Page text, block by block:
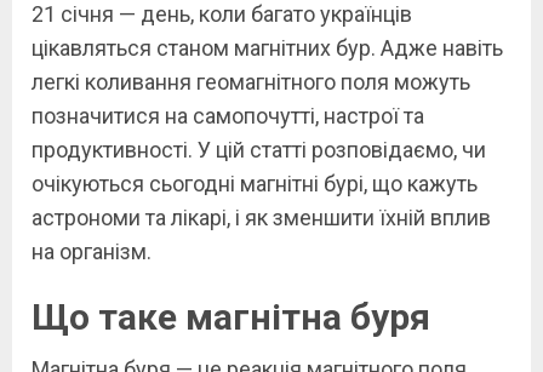
21 січня — день, коли багато українців
цікавляться станом магнітних бур. Адже навіть
легкі коливання геомагнітного поля можуть
позначитися на самопочутті, настрої та
продуктивності. У цій статті розповідаємо, чи
очікуються сьогодні магнітні бурі, що кажуть
астрономи та лікарі, і як зменшити їхній вплив
на організм.
Що таке магнітна буря